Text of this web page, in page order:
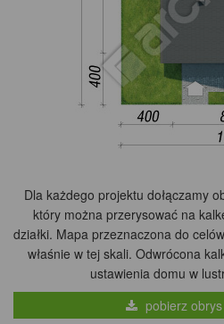
Dla każdego projektu dołączamy
który można przerysować na
działki. Mapa przeznaczona do
właśnie w tej skali. Odwrócona
ustawienia domu w
pobierz